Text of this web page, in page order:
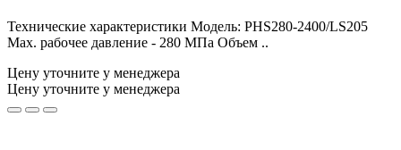
Технические характеристики Модель: PHS280-2400/LS205
Max. рабочее давление - 280 МПа Объем ..
Цену уточните у менеджера
Цену уточните у менеджера